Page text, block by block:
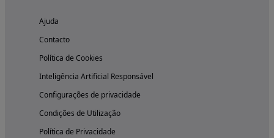
Ajuda
Contacto
Política de Cookies
Inteligência Artificial Responsável
Configurações de privacidade
Condições de Utilização
Política de Privacidade